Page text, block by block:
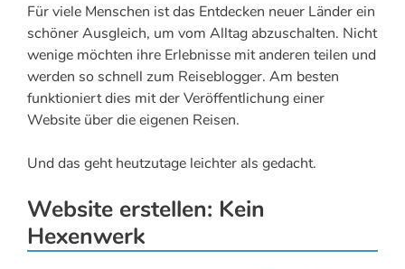
Für viele Menschen ist das Entdecken neuer Länder ein
schöner Ausgleich, um vom Alltag abzuschalten. Nicht
wenige möchten ihre Erlebnisse mit anderen teilen und
werden so schnell zum Reiseblogger. Am besten
funktioniert dies mit der Veröffentlichung einer
Website über die eigenen Reisen.
Und das geht heutzutage leichter als gedacht.
Website erstellen: Kein
Hexenwerk